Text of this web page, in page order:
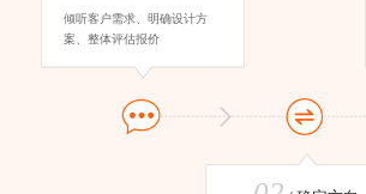
倾听客户需求、明确设计方
案、整体评估报价